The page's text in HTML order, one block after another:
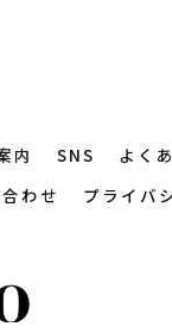
内 SNS よく
わせ プライバ